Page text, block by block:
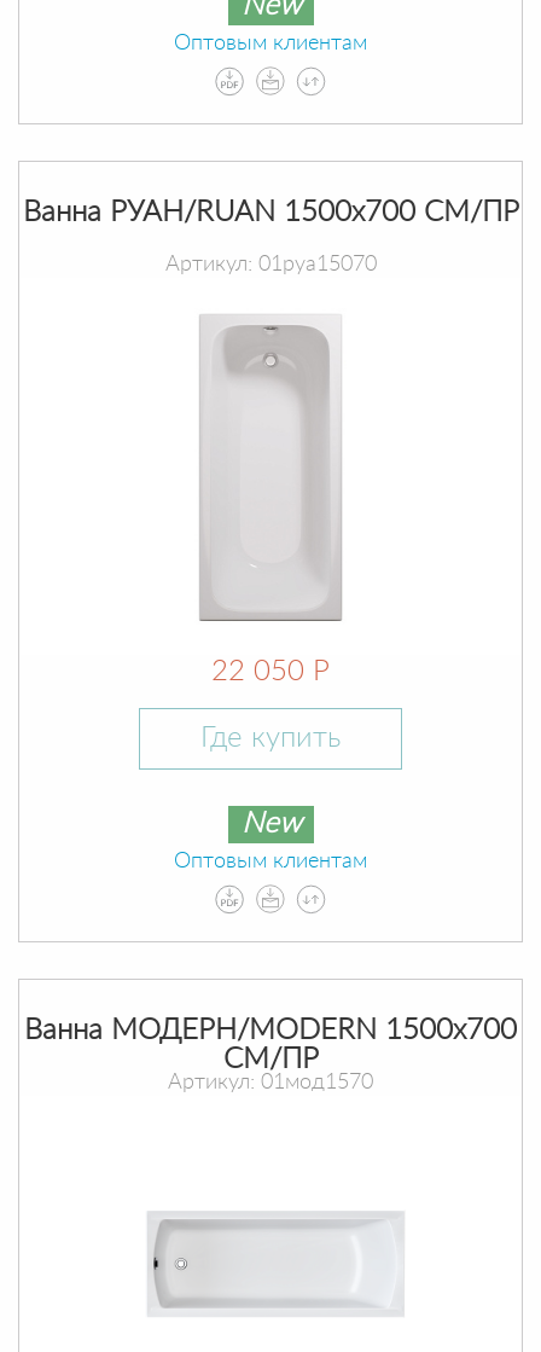
New
Оптовым клиентам
Ванна РУАН/RUAN 1500х700 СМ/ПР
Артикул: 01руа15070
22 050 Р
Где купить
New
Оптовым клиентам
Ванна МОДЕРН/MODERN 1500х700
СМ/ПР
Артикул: 01мод1570